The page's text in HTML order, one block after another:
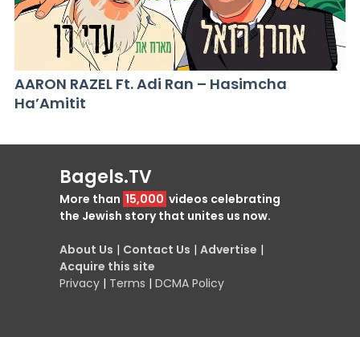
AARON RAZEL Ft. Adi Ran – Hasimcha
Ha’Amitit
Bagels.TV
More than 15,000 videos celebrating
the Jewish story that unites us now.
About Us | Contact Us | Advertise |
Acquire this site
Privacy | Terms | DCMA Policy